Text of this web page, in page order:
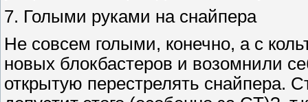
7. Голыми руками на снайпера
Не совсем голыми, конечно, а с
новых блокбастеров и возомнили
открытую перестрелять снайпера.